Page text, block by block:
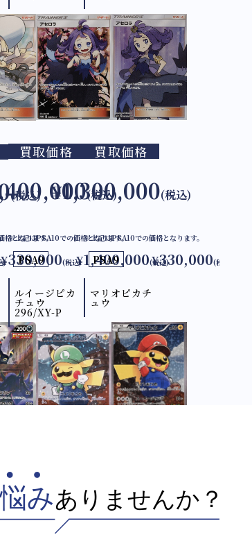
)
(税込)
となります。
¥330,000(税込)
買取価格
(税込)
※上記はPSA10での価格となります。
PSA9 ¥1,400,000(税込)
買取価格
¥1,300,000(税込)
※上記はPSA10での価格となります。
PSA9 ¥330,000(税込)
込)
ルイージピカ
チュウ
296/XY-P
買取価格
(税込)
マリオピカチ
ュウ
¥4,150,000(税込)